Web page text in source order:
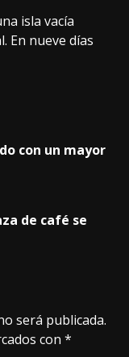
isla vacía
En nueve días
con un mayor
de café se
será publicada.
con *